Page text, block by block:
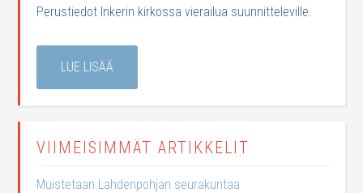
Perustiedot Inkerin kirkossa vierailua suunnitteleville.
LUE LISÄÄ
VIIMEISIMMÄT ARTIKKELIT
Muistetaan Lahdenpohjan seurakuntaa